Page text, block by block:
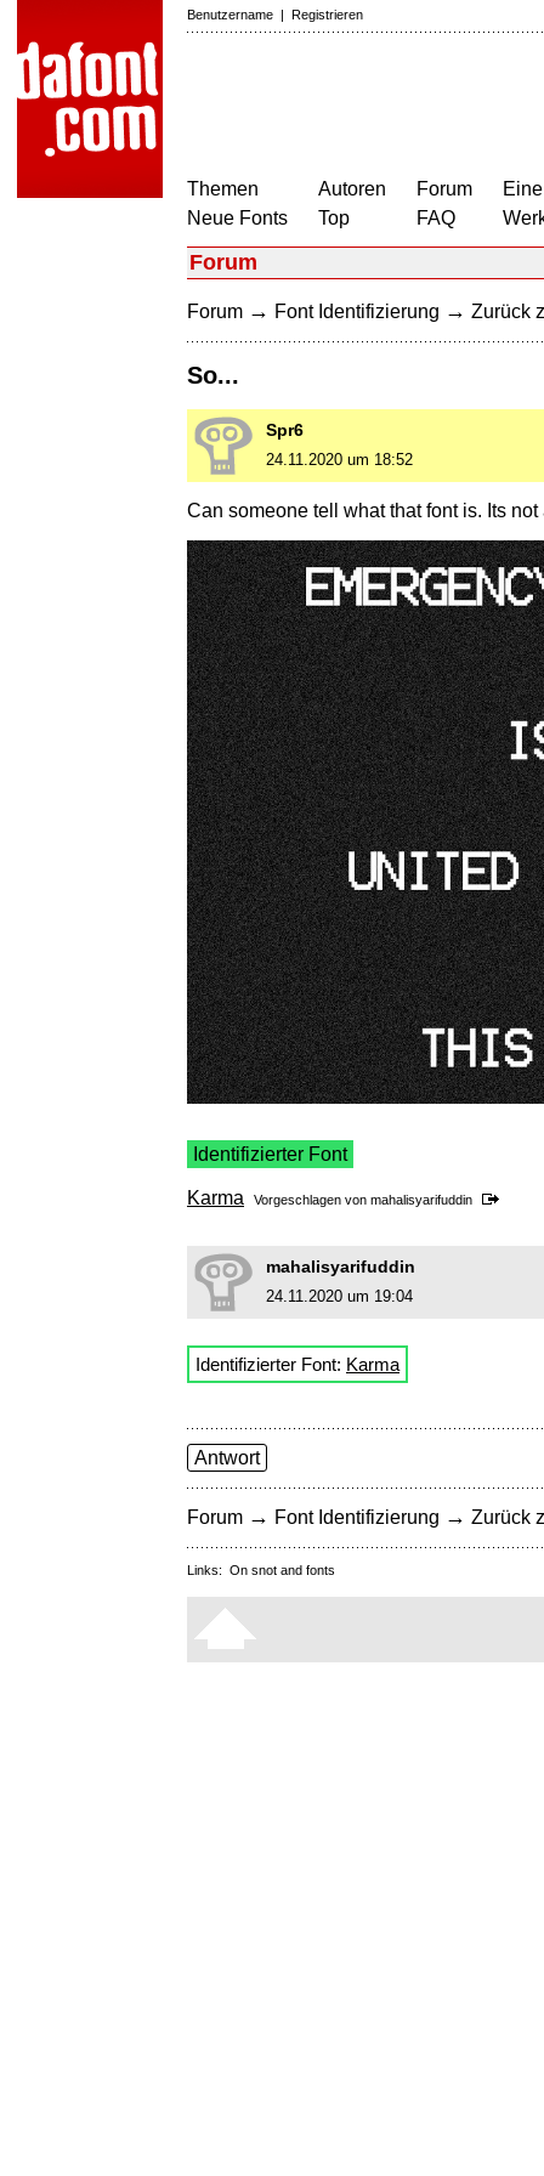
Benutzername | Registrieren
Themen
Neue Fonts
Autoren
Top
Forum
FAQ
Forum
Forum → Font Identifizierung → Zurück
So...
Spr6
24.11.2020 um 18:52
Can someone tell what that font is. Its
Identifizierter Font
Karma Vorgeschlagen von mahalisyarifuddin
mahalisyarifuddin
24.11.2020 um 19:04
Identifizierter Font: Karma
Antwort
Forum → Font Identifizierung → Zurück
Links: On snot and fonts